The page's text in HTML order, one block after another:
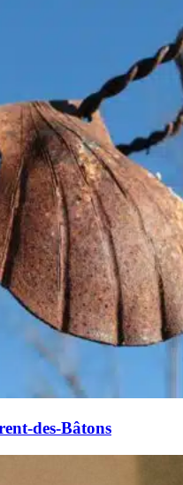
des-Bâtons